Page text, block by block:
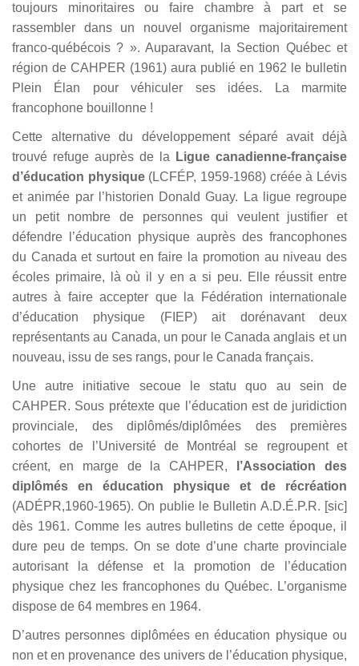
toujours minoritaires ou faire chambre à part et se
rassembler dans un nouvel organisme majoritairement
franco-québécois ? ». Auparavant, la Section Québec et
région de CAHPER (1961) aura publié en 1962 le bulletin
Plein Élan pour véhiculer ses idées. La marmite
francophone bouillonne !
Cette alternative du développement séparé avait déjà
trouvé refuge auprès de la
Ligue canadienne-française
d’éducation physique(LCFÉP, 1959-1968) créée à Lévis
et animée par l’historien Donald Guay. La ligue regroupe
un petit nombre de personnes qui veulent justifier et
défendre l’éducation physique auprès des francophones
du Canada et surtout en faire la promotion au niveau des
écoles primaire, là où il y en a si peu. Elle réussit entre
autres à faire accepter que la Fédération internationale
d’éducation physique (FIEP) ait dorénavant deux
représentants au Canada, un pour le Canada anglais et un
nouveau, issu de ses rangs, pour le Canada français.
Une autre initiative secoue le statu quo au sein de
CAHPER. Sous prétexte que l’éducation est de juridiction
provinciale, des diplômés/diplômées des premières
cohortes de l’Université de Montréal se regroupent et
créent, en marge de la CAHPER,
l’Association des
diplômés en éducation physique et de récréation
(ADÉPR,1960-1965). On publie le Bulletin A.D.É.P.R. [sic]
dès 1961. Comme les autres bulletins de cette époque, il
dure peu de temps. On se dote d’une charte provinciale
autorisant la défense et la promotion de l’éducation
physique chez les francophones du Québec. L’organisme
dispose de 64 membres en 1964.
D’autres personnes diplômées en éducation physique ou
non et en provenance des univers de l’éducation physique,